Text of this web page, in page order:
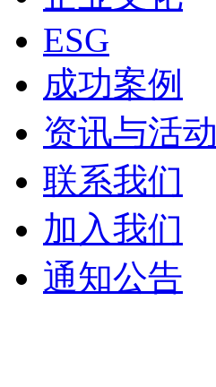
ESG
成功案例
资讯与活动
联系我们
加入我们
通知公告